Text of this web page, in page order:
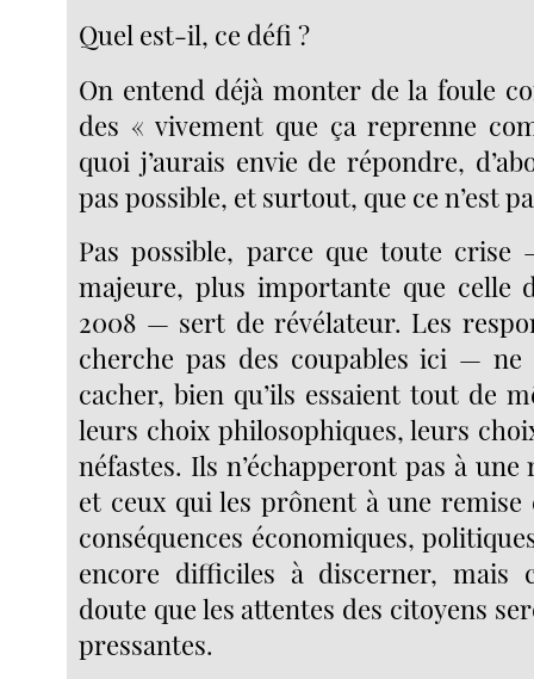
Quel est-il, ce défi ?
On entend déjà monter de la foule
des « vivement que ça reprenne
quoi j’aurais envie de répondre,
pas possible, et surtout, que ce n’est
Pas possible, parce que toute
majeure, plus importante que celle
2008 — sert de révélateur. Les
cherche pas des coupables ici — ne
cacher, bien qu’ils essaient tout de
leurs choix philosophiques, leurs
néfastes. Ils n’échapperont pas à une
et ceux qui les prônent à une remise
conséquences économiques,
encore difficiles à discerner, mais
doute que les attentes des citoyens
pressantes.